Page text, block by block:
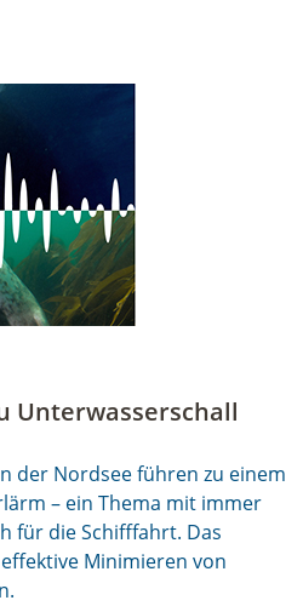
Unterwasserschall
der Nordsee führen zu einem
– ein Thema mit immer
für die Schifffahrt. Das
Minimieren von